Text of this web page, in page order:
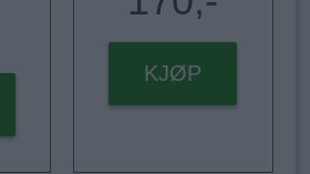
KJØP